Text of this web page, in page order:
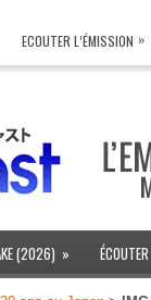
ECOUTER L’ÉMISSION »
(2026) »